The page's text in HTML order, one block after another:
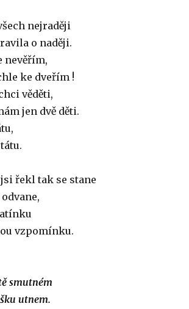
nejraději
o naději.
nevěřím,
ke dveřím !
věděti,
jen dvě děti.
jsi řekl tak se stane
vzpomínku.
smutném
utnem.